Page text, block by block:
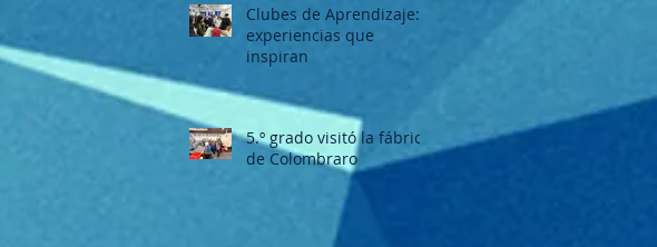
Clubes de Aprendizaje:
experiencias que
inspiran
5.º grado visitó la fábrica
de Colombraro